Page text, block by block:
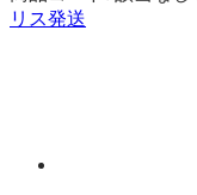
子
リス発送